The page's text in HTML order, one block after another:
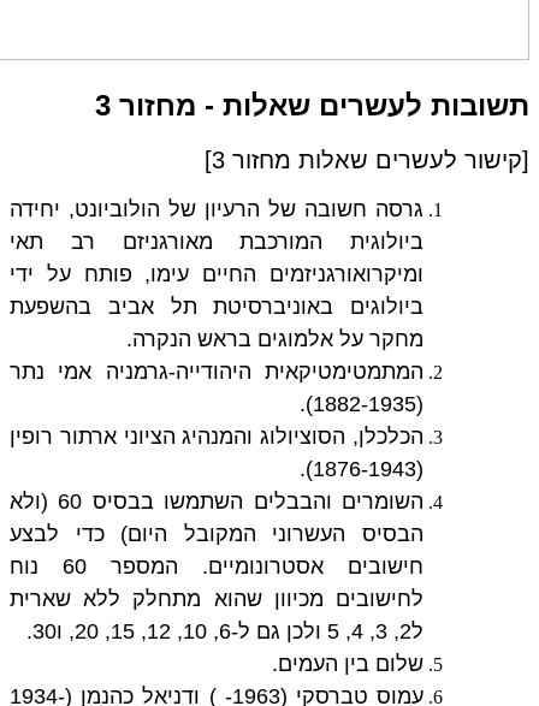
תשובות לעשרים שאלות - מחזור 3
[קישור לעשרים שאלות מחזור 3]
גרסה חשובה של הרעיון של הולוביונט, יחידה
ביולוגית המורכבת מאורגניזם רב תאי
ומיקרואורגניזמים החיים עימו, פותח על ידי
ביולוגים באוניברסיטת תל אביב בהשפעת
מחקר על אלמוגים בראש הנקרה.
המתמטימטיקאית היהודייה-גרמניה אמי נתר
(1882-1935).
הכלכלן, הסוציולוג והמנהיג הציוני ארתור רופין
(1876-1943).
השומרים והבבלים השתמשו בבסיס 60 (ולא
הבסיס העשרוני המקובל היום) כדי לבצע
חישובים אסטרונומיים. המספר 60 נוח
לחישובים מכיוון שהוא מתחלק ללא שארית
ל2, 3, 4, 5 ולכן גם ל-6, 10, 12, 15, 20, ו30.
שלום בין העמים.
עמוס טברסקי (1963- ) ודניאל כהנמן (1934-